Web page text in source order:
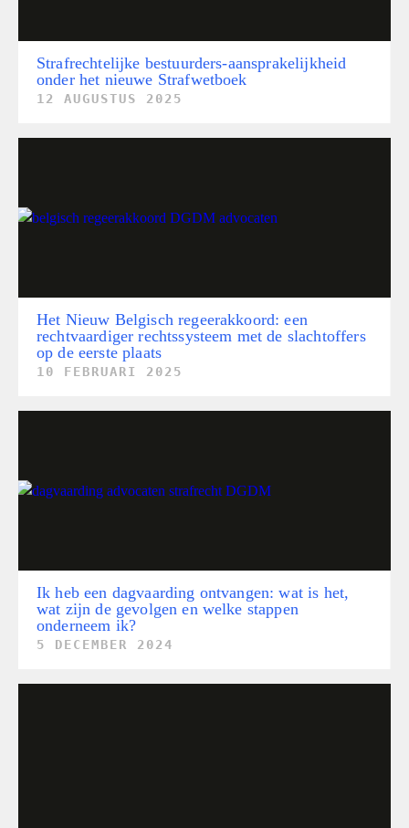
Strafrechtelijke bestuurders-aansprakelijkheid
onder het nieuwe Strafwetboek
12 AUGUSTUS 2025
Het Nieuw Belgisch regeerakkoord: een
rechtvaardiger rechtssysteem met de slachtoffers
op de eerste plaats
10 FEBRUARI 2025
Ik heb een dagvaarding ontvangen: wat is het,
wat zijn de gevolgen en welke stappen
onderneem ik?
5 DECEMBER 2024